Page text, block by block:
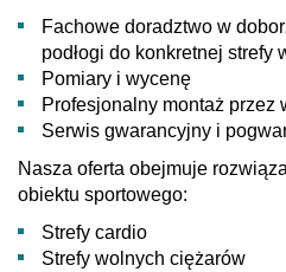
Fachowe doradztwo w
podłogi do konkretnej strefy
Pomiary i wycenę
Profesjonalny montaż przez
Serwis gwarancyjny i
Nasza oferta obejmuje
obiektu sportowego:
Strefy cardio
Strefy wolnych ciężarów